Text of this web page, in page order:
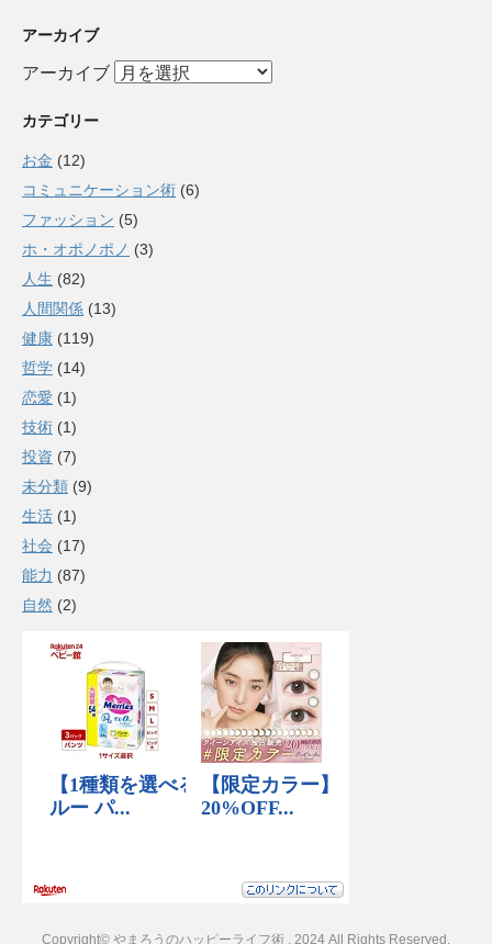
アーカイブ
アーカイブ
カテゴリー
お金 (12)
コミュニケーション術 (6)
ファッション (5)
ホ・オポノポノ (3)
人生 (82)
人間関係 (13)
健康 (119)
哲学 (14)
恋愛 (1)
技術 (1)
投資 (7)
未分類 (9)
生活 (1)
社会 (17)
能力 (87)
自然 (2)
Copyright© やまろうのハッピーライフ術 , 2024 All Rights Reserved.